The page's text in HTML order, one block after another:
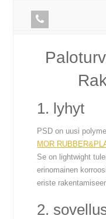
1. lyhyt
PSD on uusi
MOR
Se on lightwight
erinomainen
eriste
2.